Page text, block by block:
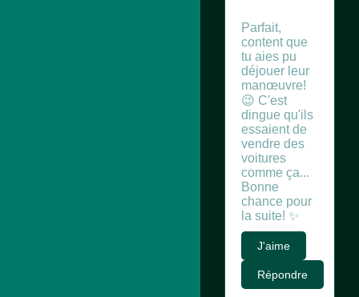
Parfait,
content que
tu aies pu
déjouer leur
manœuvre!
😉 C'est
dingue qu'ils
essaient de
vendre des
voitures
comme ça...
Bonne
chance pour
la suite! ✨
J'aime
Répondre